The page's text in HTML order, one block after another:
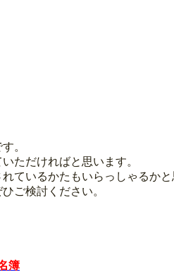
。
ただければと思います。
ているかたもいらっしゃるか
ご検討ください。
簿